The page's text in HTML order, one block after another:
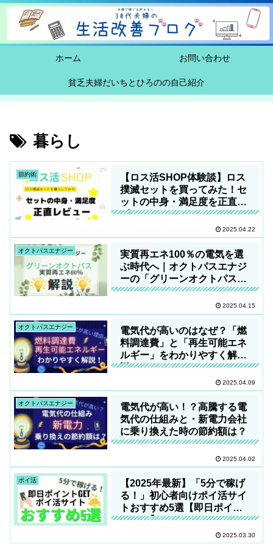
ホーム お問い合わせ
貧乏夫婦だいちとひろのの自己紹介
暮らし
節約術
【ロス活SHOP体験談】ロス
撲滅セットを買ってみた！セ
ットの中身・満足度を正直レ
ビュー
2025.04.22
オクトパスエナジー
実質再エネ100％の電気を選
ぶ時代へ｜オクトパスエナジ
ーの「グリーンオクトパス」
とは？
2025.04.15
オクトパスエナジー
電気代が高いのはなぜ？「燃
料調達費」と「再生可能エネ
ルギー」をわかりやすく解
説！
2025.04.09
オクトパスエナジー
電気代が高い！？高騰する電
気代の仕組みと・新電力会社
に乗り換えた時の節約額は？
2025.04.02
ポイ活
【2025年最新】「5分で稼げ
る！」初心者向けポイ活サイ
トおすすめ5選【即日ポイン
トGET】
2025.03.30